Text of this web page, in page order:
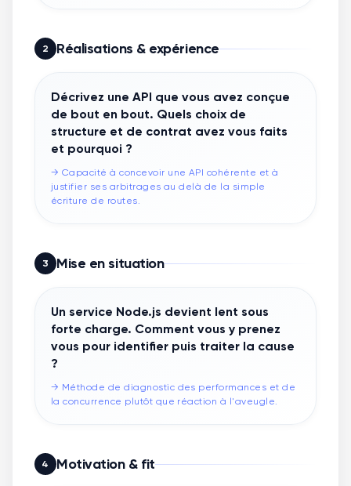
2 Réalisations & expérience
Décrivez une API que vous avez conçue
de bout en bout. Quels choix de
structure et de contrat avez vous faits
et pourquoi ?
→ Capacité à concevoir une API cohérente et à
justifier ses arbitrages au delà de la simple
écriture de routes.
3 Mise en situation
Un service Node.js devient lent sous
forte charge. Comment vous y prenez
vous pour identifier puis traiter la cause
?
→ Méthode de diagnostic des performances et de
la concurrence plutôt que réaction à l'aveugle.
4 Motivation & fit